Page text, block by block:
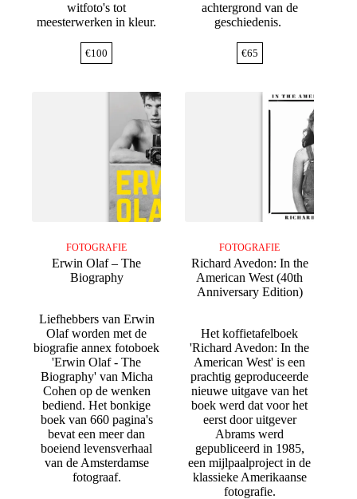
witfoto's tot
meesterwerken in kleur.
€100
achtergrond van de
geschiedenis.
€65
FOTOGRAFIE
Erwin Olaf – The
Biography
Liefhebbers van Erwin
Olaf worden met de
biografie annex fotoboek
'Erwin Olaf - The
Biography' van Micha
Cohen op de wenken
bediend. Het bonkige
boek van 660 pagina's
bevat een meer dan
boeiend levensverhaal
van de Amsterdamse
fotograaf.
FOTOGRAFIE
Richard Avedon: In the
American West (40th
Anniversary Edition)
Het koffietafelboek
'Richard Avedon: In the
American West' is een
prachtig geproduceerde
nieuwe uitgave van het
boek werd dat voor het
eerst door uitgever
Abrams werd
gepubliceerd in 1985,
een mijlpaalproject in de
klassieke Amerikaanse
fotografie.